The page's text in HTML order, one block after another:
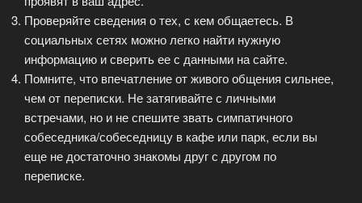
Проверяйте сведения о тех, с кем общаетесь. В
социальных сетях можно легко найти нужную
информацию и сверить ее с данными на сайте.
Помните, что впечатление от живого общения сильнее,
чем от переписки. Не затягивайте с личными
встречами, но и не спешите звать симпатичного
собеседника/собеседницу в кафе или парк, если вы
еще не достаточно знакомы друг с другом по
переписке.